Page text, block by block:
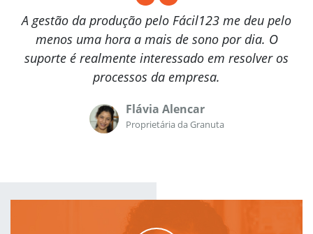
A gestão da produção pelo Fácil123 me deu pelo
menos uma hora a mais de sono por dia. O
suporte é realmente interessado em resolver os
processos da empresa.
Flávia Alencar
Proprietária da Granuta